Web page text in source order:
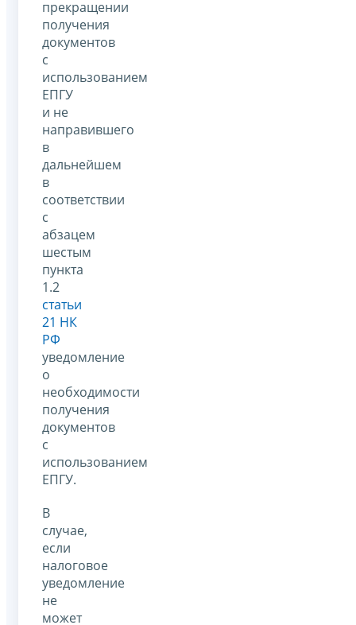
прекращении
получения
документов
с
использованием
ЕПГУ
и не
направившего
в
дальнейшем
в
соответствии
с
абзацем
шестым
пункта
1.2
статьи
21 НК
РФ
уведомление
о
необходимости
получения
документов
с
использованием
ЕПГУ.
В
случае,
если
налоговое
уведомление
не
может